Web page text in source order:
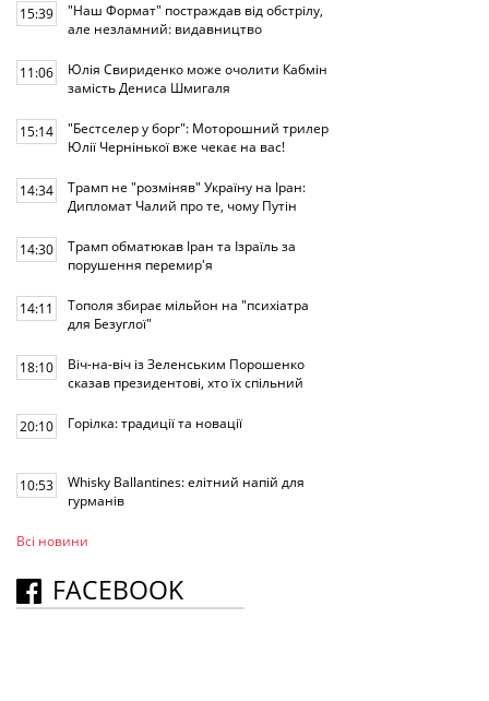
15:39
"Наш Формат" постраждав від обстрілу,
але незламний: видавництво
11:06
Юлія Свириденко може очолити Кабмін
замість Дениса Шмигаля
15:14
"Бестселер у борг": Моторошний трилер
Юлії Чернінької вже чекає на вас!
14:34
Трамп не "розміняв" Україну на Іран:
Дипломат Чалий про те, чому Путін
14:30
Трамп обматюкав Іран та Ізраїль за
порушення перемир'я
14:11
Тополя збирає мільйон на "психіатра
для Безуглої"
18:10
Віч-на-віч із Зеленським Порошенко
сказав президентові, хто їх спільний
20:10
Горілка: традиції та новації
10:53
Whisky Ballantines: елітний напій для
гурманів
Всі новини
FACEBOOK